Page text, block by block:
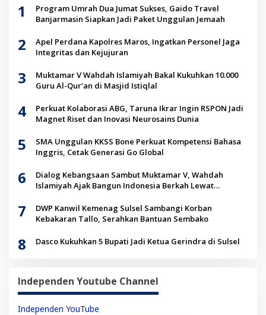
1
Program Umrah Dua Jumat Sukses, Gaido Travel
Banjarmasin Siapkan Jadi Paket Unggulan Jemaah
2
Apel Perdana Kapolres Maros, Ingatkan Personel Jaga
Integritas dan Kejujuran
3
Muktamar V Wahdah Islamiyah Bakal Kukuhkan 10.000
Guru Al-Qur’an di Masjid Istiqlal
4
Perkuat Kolaborasi ABG, Taruna Ikrar Ingin RSPON Jadi
Magnet Riset dan Inovasi Neurosains Dunia
5
SMA Unggulan KKSS Bone Perkuat Kompetensi Bahasa
Inggris, Cetak Generasi Go Global
6
Dialog Kebangsaan Sambut Muktamar V, Wahdah
Islamiyah Ajak Bangun Indonesia Berkah Lewat
7
DWP Kanwil Kemenag Sulsel Sambangi Korban
Kebakaran Tallo, Serahkan Bantuan Sembako
8 Dasco Kukuhkan 5 Bupati Jadi Ketua Gerindra di Sulsel
Independen Youtube Channel
Independen YouTube